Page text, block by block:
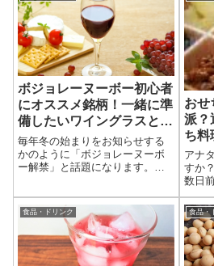
ボジョレーヌーボー初心者
にオススメ銘柄！一緒に準
備したいワイングラスとお
つまみBest3！
毎年冬の始まりをお知らせする
かのように「ボジョレーヌーボ
ー解禁」と話題になります。私
バロメーターになっています。
数年前に爆発的人気になり、今
ではかなり定番化してきていま
すが、中には結局...
おせ
派？
ち料
アナ
すか
数日
そし
では
も当
ね・
派？
料理
食品・ドリンク 食品・